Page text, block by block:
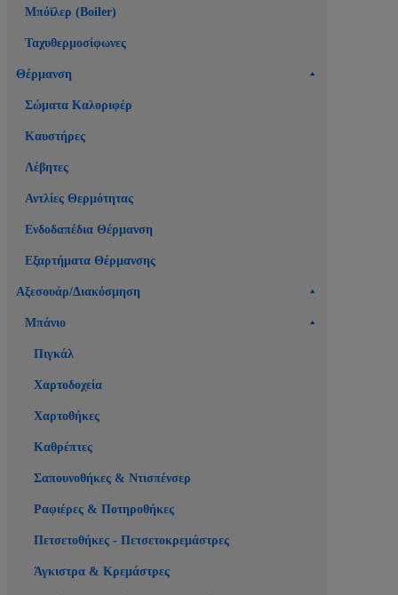
Μπόϊλερ (Boiler)
Ταχυθερμοσίφωνες
Θέρμανση
Σώματα Καλοριφέρ
Καυστήρες
Λέβητες
Αντλίες Θερμότητας
Ενδοδαπέδια Θέρμανση
Εξαρτήματα Θέρμανσης
Αξεσουάρ/Διακόσμηση
Μπάνιο
Πιγκάλ
Χαρτοδοχεία
Χαρτοθήκες
Καθρέπτες
Σαπουνοθήκες & Ντισπένσερ
Ραφιέρες & Ποτηροθήκες
Πετσετοθήκες - Πετσετοκρεμάστρες
Άγκιστρα & Κρεμάστρες